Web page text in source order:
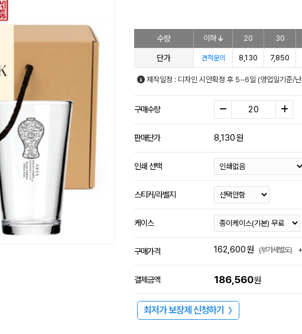
수량 이하 20 30
단가 견적문의 8,130 7,850
제작일정 : 디자인 시안확정 후 5~6일 (영업일기준/
구매수량
판매단가 8,130원
인쇄 선택
스티커/라벨지
케이스
구매가격 162,600원 (부가세별도)
결제금액 186,560원
최저가 보장제 신청하기 〉